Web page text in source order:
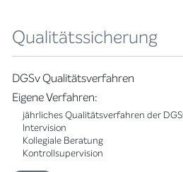
Qualitätssicherung
DGSv Qualitätsverfahren
Eigene Verfahren:
jährliches Qualitätsverfahren der
Intervision
Kollegiale Beratung
Kontrollsupervision